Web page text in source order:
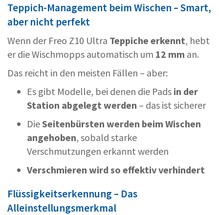
Teppich-Management beim Wischen – Smart,
aber nicht perfekt
Wenn der Freo Z10 Ultra Teppiche erkennt, hebt
er die Wischmopps automatisch um 12 mm an.
Das reicht in den meisten Fällen – aber:
Es gibt Modelle, bei denen die Pads in der
Station abgelegt werden – das ist sicherer
DieSeitenbürsten werden beim Wischen
angehoben, sobald starke
Verschmutzungen erkannt werden
Verschmieren wird so effektiv verhindert
Flüssigkeitserkennung – Das
Alleinstellungsmerkmal